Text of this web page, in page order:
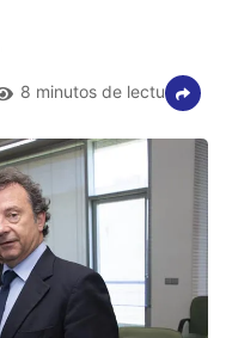
8 minutos de lectura